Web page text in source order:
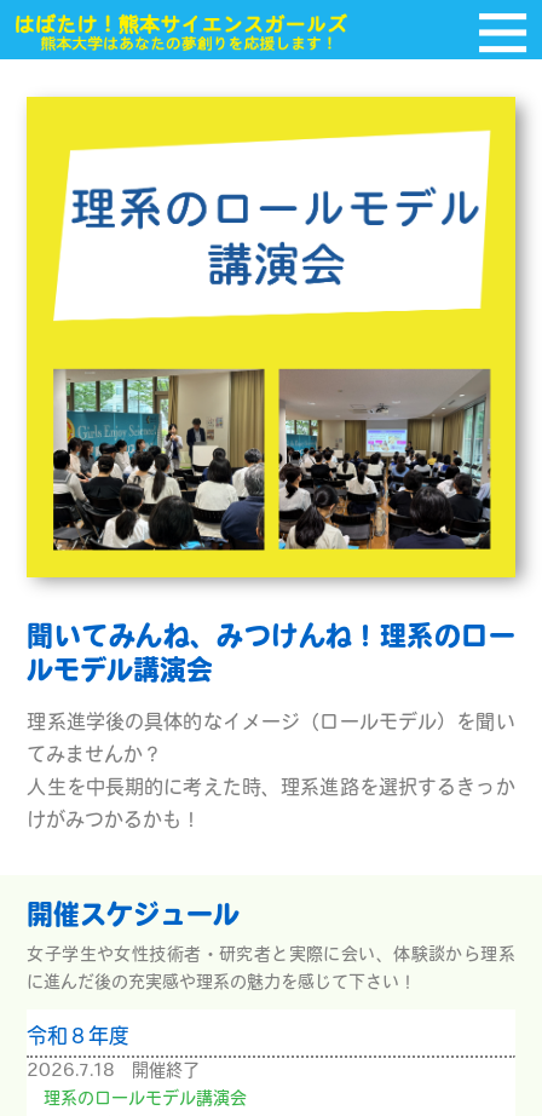
聞いてみんね、みつけんね！理系のロー
ルモデル講演会
理系進学後の具体的なイメージ（ロールモデル）を聞い
てみませんか？
人生を中長期的に考えた時、理系進路を選択するきっか
けがみつかるかも！
開催スケジュール
女子学生や女性技術者・研究者と実際に会い、体験談から理系
に進んだ後の充実感や理系の魅力を感じて下さい！
令和８年度
2026.7.18 開催終了
理系のロールモデル講演会